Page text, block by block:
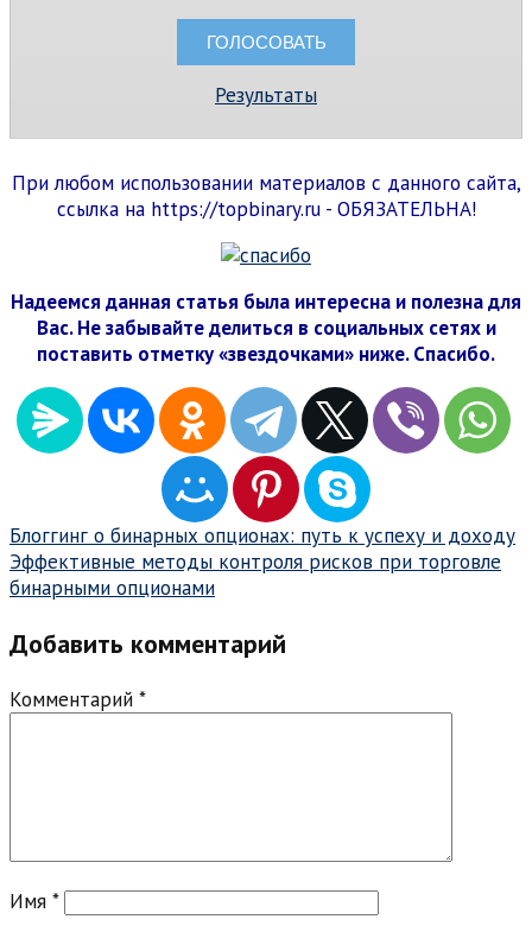
Результаты
При любом использовании материалов с данного сайта,
ссылка на https://topbinary.ru - ОБЯЗАТЕЛЬНА!
Надеемся данная статья была интересна и полезна для
Вас. Не забывайте делиться в социальных сетях и
поставить отметку «звездочками» ниже. Спасибо.
Навигация
по
Блоггинг о бинарных опционах: путь к успеху и доходу
Эффективные методы контроля рисков при торговле
бинарными опционами
Добавить комментарий
Комментарий *
Имя *